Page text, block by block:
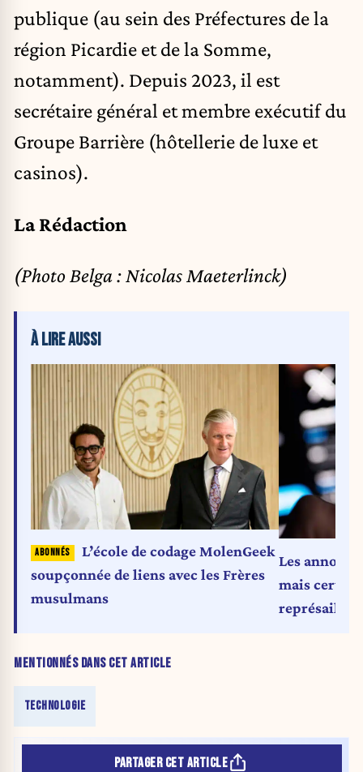
publique (au sein des Préfectures de la
région Picardie et de la Somme,
notamment). Depuis 2023, il est
secrétaire général et membre exécutif du
Groupe Barrière (hôtellerie de luxe et
casinos).
La Rédaction
(Photo Belga : Nicolas Maeterlinck)
MENTIONNÉS DANS CET ARTICLE
TECHNOLOGIE
À LIRE AUSSI
L’école de codage MolenGeek
soupçonnée de liens avec les Frères
musulmans
Les
mais
représailles
PARTAGER CET ARTICLE